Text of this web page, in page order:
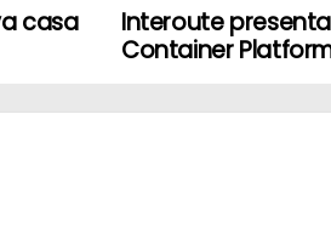
Interoute
Container
casa